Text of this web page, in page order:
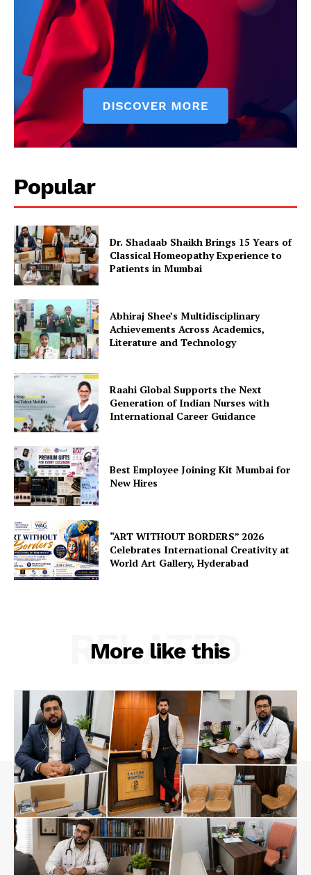
Popular
Dr. Shadaab Shaikh Brings 15 Years of
Classical Homeopathy Experience to
Patients in Mumbai
Abhiraj Shee’s Multidisciplinary
Achievements Across Academics,
Literature and Technology
Raahi Global Supports the Next
Generation of Indian Nurses with
International Career Guidance
Best Employee Joining Kit Mumbai for
New Hires
“ART WITHOUT BORDERS” 2026
Celebrates International Creativity at
World Art Gallery, Hyderabad
More like this
RELATED